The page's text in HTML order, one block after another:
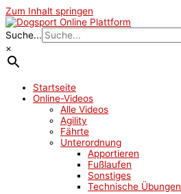
Zum Inhalt springen
Suche...
×
Startseite
Online-Videos
Alle Videos
Agility
Fährte
Unterordnung
Apportieren
Fußlaufen
Sonstiges
Technische Übungen